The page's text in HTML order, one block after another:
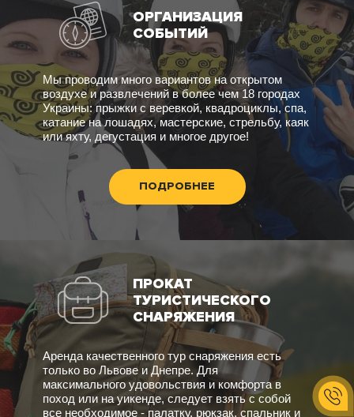
ОРГАНИЗАЦИЯ
СОБЫТИЙ
Мы проводим много вариантов на открытом
воздухе и развлечений в более чем 18 городах
Украины: прыжки с веревкой, квадроциклы, спа,
катание на лошадях, мастерские, стрельбу, каяк
или яхту, дегустация и многое другое!
ПОДРОБНЕЕ
ПРОКАТ
ТУРИСТИЧЕСКОГО
СНАРЯЖЕНИЯ
Аренда качественного тур снаряжения есть
только во Львове и Днепре. Для
максимального удовольствия и комфорта в
поход или на уикенде, следует взять с собой
все необходимое - палатку, рюкзак, спальник и